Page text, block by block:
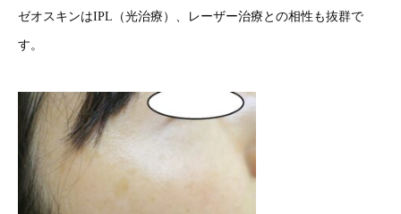
ゼオスキンはIPL（光治療）、レーザー治療との相性も抜群で
す。